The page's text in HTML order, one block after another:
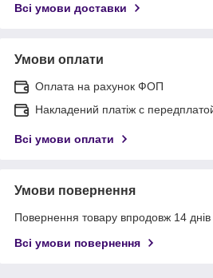
Всі умови доставки
Умови оплати
Оплата на рахунок ФОП
Накладений платіж с
Всі умови оплати
Умови повернення
Повернення товару впродовж 14
Всі умови повернення